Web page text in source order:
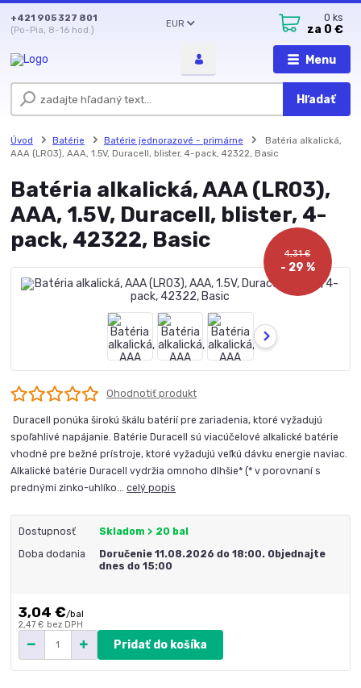
Menu
EUR
Hľadať
+421 905 327 801
(Po-Pia, 8-16 hod.)
0 ks
za 0 €
Úvod Batérie Batérie jednorazové - primárne
Batéria alkalická,
AAA (LR03), AAA, 1.5V, Duracell, blister, 4-pack, 42322, Basic
Batéria alkalická, AAA (LR03),
AAA, 1.5V, Duracell, blister, 4-
pack, 42322, Basic
4,31 €
- 29 %
Ohodnotiť produkt
Duracell ponúka širokú škálu batérií pre zariadenia, ktoré vyžadujú
spoľahlivé napájanie. Batérie Duracell sú viacúčelové alkalické batérie
vhodné pre bežné prístroje, ktoré vyžadujú veľkú dávku energie naviac.
Alkalické batérie Duracell vydržia omnoho dlhšie* (* v porovnaní s
prednými zinko-uhlíko...celý popis
Dostupnosť Skladom > 20 bal
Doba dodania
Doručenie 11.08.2026 do 18:00. Objednajte
dnes do 15:00
3,04 €/bal
2,47 € bez DPH
Pridať do košíka